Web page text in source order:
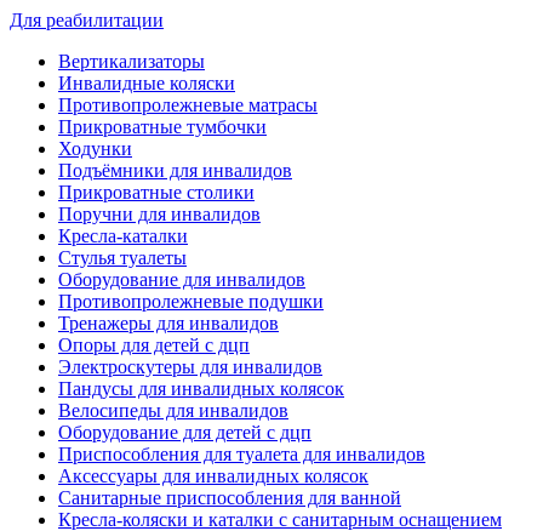
Для реабилитации
Вертикализаторы
Инвалидные коляски
Противопролежневые матрасы
Прикроватные тумбочки
Ходунки
Подъёмники для инвалидов
Прикроватные столики
Поручни для инвалидов
Кресла-каталки
Стулья туалеты
Оборудование для инвалидов
Противопролежневые подушки
Тренажеры для инвалидов
Опоры для детей с дцп
Электроскутеры для инвалидов
Пандусы для инвалидных колясок
Велосипеды для инвалидов
Оборудование для детей с дцп
Приспособления для туалета для инвалидов
Аксессуары для инвалидных колясок
Санитарные приспособления для ванной
Кресла-коляски и каталки с санитарным оснащением